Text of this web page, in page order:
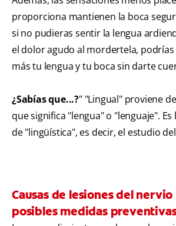
proporciona mantienen la boca
si no pudieras sentir la lengua
el dolor agudo al mordertela,
más tu lengua y tu boca sin darte
¿Sabías que...?" "Lingual" proviene
que significa "lengua" o "lenguaje".
de "lingüística", es decir, el estudio
Causas de lesiones del
posibles medidas